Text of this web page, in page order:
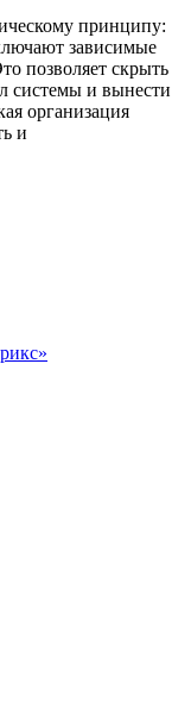
принципу:
зависимые
позволяет скрыть
системы и вынести
организация
и